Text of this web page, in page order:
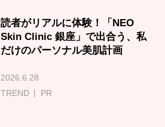
読者がリアルに体験！「NEO
Skin Clinic 銀座」で出合う、私
だけのパーソナル美肌計画
2026.6.28
TREND
PR